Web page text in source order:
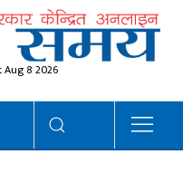
Aug 8 2026